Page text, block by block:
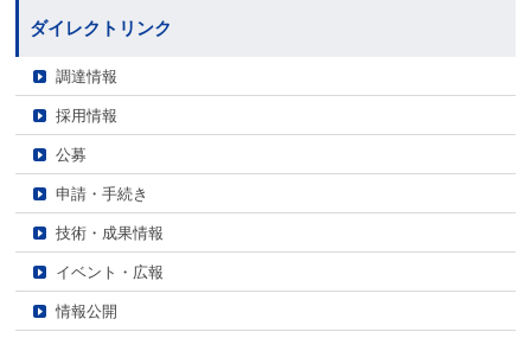
ダイレクトリンク
調達情報
採用情報
公募
申請・手続き
技術・成果情報
イベント・広報
情報公開